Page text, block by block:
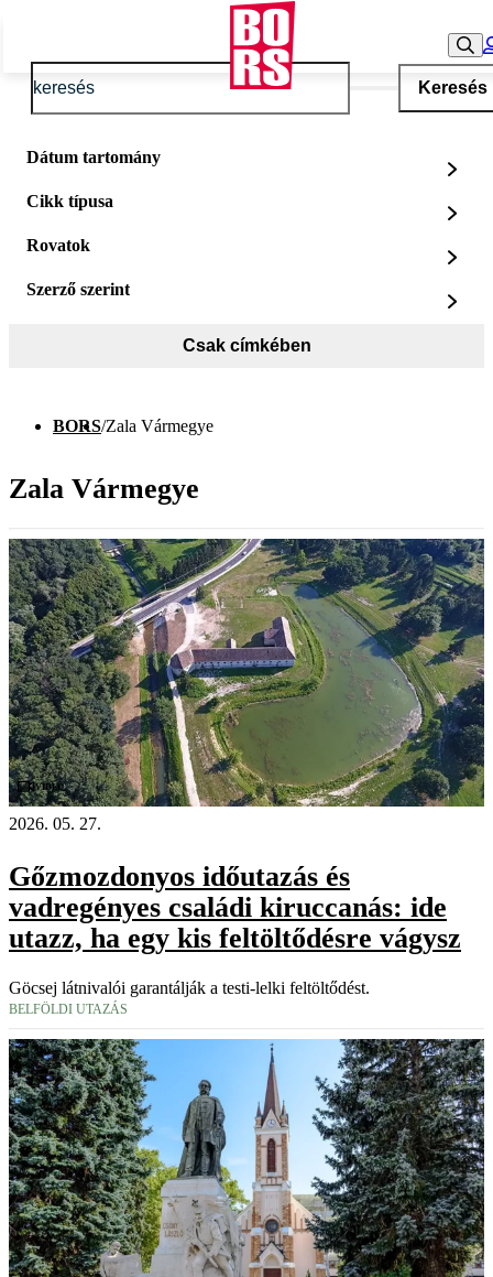
Keresés
Dátum tartomány
Cikk típusa
Rovatok
Szerző szerint
Csak címkében
BORS/Zala Vármegye
Zala Vármegye
Videó
2026. 05. 27.
Gőzmozdonyos időutazás és
vadregényes családi kiruccanás: ide
utazz, ha egy kis feltöltődésre vágysz
Göcsej látnivalói garantálják a testi-lelki feltöltődést.
BELFÖLDI UTAZÁS